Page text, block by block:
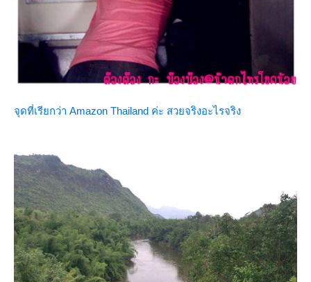
จุดที่เรียกว่า Amazon Thailand ค่ะ สวยจริงอะไรจริง